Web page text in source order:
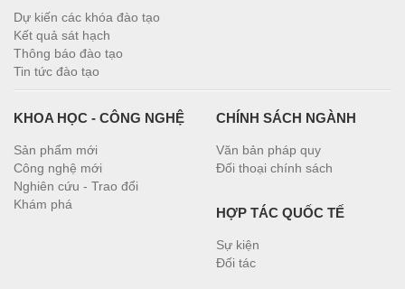
Dự kiến các khóa đào tạo
Kết quả sát hạch
Thông báo đào tạo
Tin tức đào tạo
KHOA HỌC - CÔNG NGHỆ
Sản phẩm mới
Công nghệ mới
Nghiên cứu - Trao đổi
Khám phá
CHÍNH SÁCH NGÀNH
Văn bản pháp quy
Đối thoại chính sách
HỢP TÁC QUỐC TẾ
Sự kiện
Đối tác